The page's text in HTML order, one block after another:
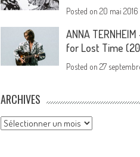
Posted on20 mai 2016
ANNA
for Lost Time
Posted on27
ARCHIVES
Archives